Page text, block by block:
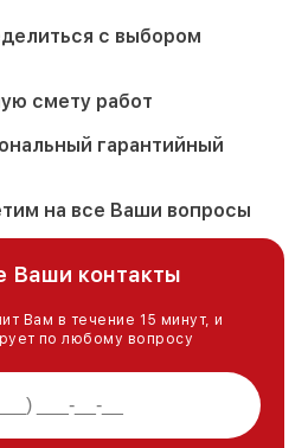
с выбором
смету работ
гарантийный
на все Ваши вопросы
Ваши контакты
Вам в течение 15 минут, и
по любому вопросу